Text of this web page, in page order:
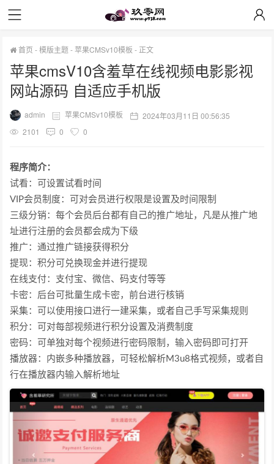
首页 -模版主题-苹果CMSv10模板 - 正文
苹果cmsV10含羞草在线视频电影影视
网站源码 自适应手机版
admin 苹果CMSv10模板
2024年03月11日 00:56:35
2101
0 0
程序简介：
试看：可设置试看时间
VIP会员制度：可对会员进行权限是设置及时间限制
三级分销：每个会员后台都有自己的推广地址，凡是从推广地
址进行注册的会员都会成为下级
推广：通过推广链接获得积分
提现：积分可兑换现金并进行提现
在线支付：支付宝、微信、码支付等等
卡密：后台可批量生成卡密，前台进行核销
采集：可以使用接口进行一建采集，或者自己手写采集规则
积分：可对每部视频进行积分设置及消费制度
密码：可单独对每个视频进行密码限制，输入密码即可打开
播放器：内嵌多种播放器，可轻松解析M3u8格式视频，或者自
行在播放器内输入解析地址